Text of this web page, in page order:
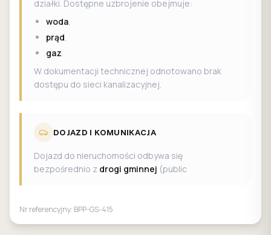
działki. Dostępne uzbrojenie obejmuje:
woda,
prąd,
gaz.
W dokumentacji technicznej odnotowano brak
dostępu do sieci kanalizacyjnej.
DOJAZD I KOMUNIKACJA
Dojazd do nieruchomości odbywa się
bezpośrednio z drogi gminnej (public
Nr referencyjny: BPP-GS-415